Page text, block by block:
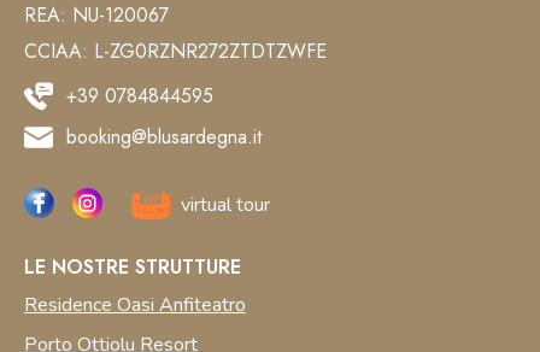
REA: NU-120067
CCIAA: L-ZG0RZNR272ZTDTZWFE
+39 0784844595
booking@blusardegna.it
virtual tour
LE NOSTRE STRUTTURE
Residence Oasi Anfiteatro
Porto Ottiolu Resort